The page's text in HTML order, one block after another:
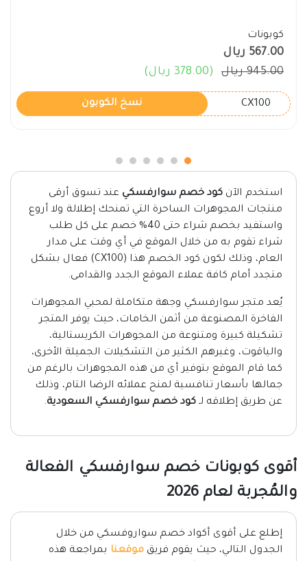
كوبونات
567.00 ريال
945.00 ريال
(378.00 ريال)
CX100 نسخ الكوبون
استخدم الآن كود خصم سوارفسكي عند تسوق أرقى
منتجات المجوهرات الساحرة التي تمنحك إطلالة ولا أروع
واستفيد بخصم شراء حتى 40% خصم على كل طلب
شراء تقوم به من خلال الموقع في أي وقت على مدار
العام، وذلك لكون كود الخصم هذا (CX100) فعال بشكل
متجدد أمام كافة عملاء الموقع الجدد والقدامى.
يُعد متجر سوارفسكي وجهة متكاملة لمحبي المجوهرات
الفاخرة المصنوعة من أثمن الخامات، حيث يوفر المتجر
تشكيلة كبيرة ومتنوعة من المجوهرات الكريستالية،
والياقوت، وغيرهم الكثير من التشكيلات الجميلة الأخرى،
كما قام الموقع بتوفير أي من هذه المجوهرات بالرغم من
جمالها بأسعار تنافسية لمنح عملائه الرضا التام، وذلك
عن طريق إطلاقه لـ كود خصم سوارفسكي السعودية.
أقوى كوبونات خصم سوارفسكي الفعالة
والمُجربة لعام 2026
إطلع على أقوى أكواد خصم سواروفسكي من خلال
الجدول التالي، حيث يقوم فريق موقعنا بمراجعة هذه